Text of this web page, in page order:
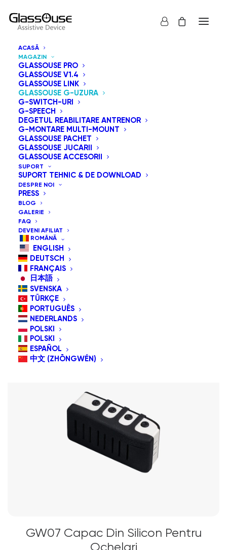
ACASĂ
MAGAZIN
GLASSOUSE PRO
GLASSOUSE V1.4
GLASSOUSE LINK
GLASSOUSE G-UZURA
G-SWITCH-URI
G-SPEECH
DEGETUL REABILITARE ANTRENOR
G-MONTARE MULTI-MOUNT
GLASSOUSE PACHET
GLASSOUSE JUCARII
GLASSOUSE ACCESORII
SUPORT
SUPORT TEHNIC & DE DOWNLOAD
DESPRE NOI
PRESS
BLOG
GALERIE
FAQ
DEVENI AFILIAT
ROMÂNĂ
ENGLISH
DEUTSCH
FRANÇAIS
日本語
SVENSKA
TÜRKÇE
PORTUGUÊS
NEDERLANDS
POLSKI
POLSKI
ESPAÑOL
中文 (ZHŌNGWÉN)
Seria GlassOuse G-Wear oferă o gamă variată de
accesorii pentru personalizarea modului în care purtați
dispozitivele de asistență GlassOuse. Opțiunile includ
G-Framewear, G-Headband, G-Cap, G-Beanie Hat, G-
Strap Small și G-Strap Big. Fiecare achiziție beneficiază
de o garanție de rambursare a banilor de 15 zile și de o
garanție de un an.
Sortează după cele mai recente
Sortează după popularitatea vânzărilor
Sortează după preț: de la mic la mare
Sortează după preț: de la mare la mic
GW07 Capac Din Silicon Pentru
Ochelari